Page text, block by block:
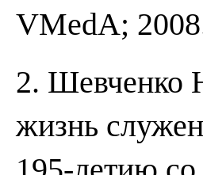
VMedA;
2. Шевченко
жизнь